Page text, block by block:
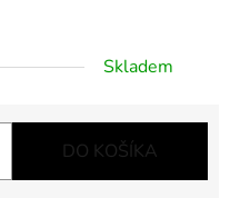
Skladem
DO KOŠÍKA